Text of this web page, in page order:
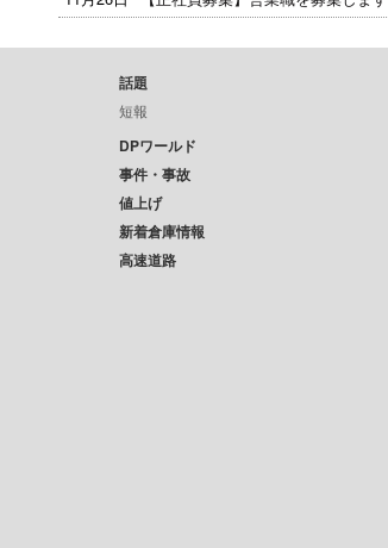
話題
短報
DPワールド
事件・事故
値上げ
新着倉庫情報
高速道路